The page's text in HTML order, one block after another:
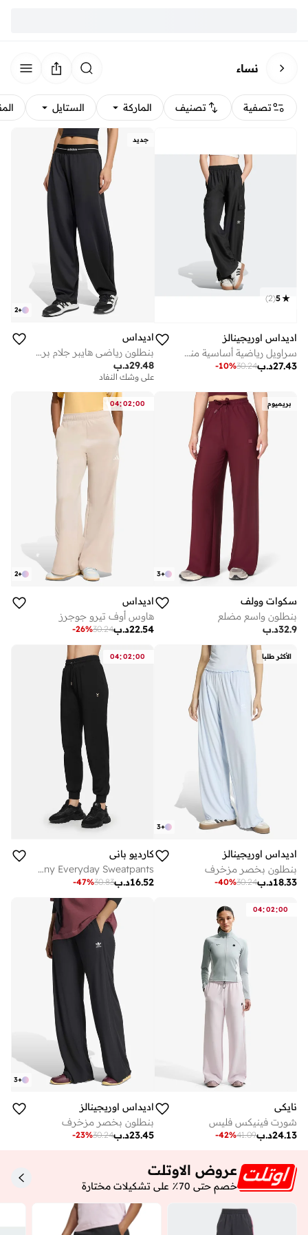
نساء
تصفية تصنيف الماركة الستايل
5
(
2
)
اديداس اوريجينالز
سراويل رياضية أساسية منسوجة بجيوب
د.ب27.43
30.24
-10%
جديد
+
2
اديداس
بنطلون رياضي هايبر جلام برميل
د.ب29.48
على وشك النفاد
بريميوم
+
3
سكوات وولف
بنطلون واسع مضلع
د.ب32.9
04:02:00
+
2
اديداس
هاوس أوف تيرو جوجرز
د.ب22.54
30.24
-26%
الأكثر طلبا
+
3
اديداس اوريجينالز
بنطلون بخصر مزخرف
د.ب18.33
30.24
-40%
04:02:00
كارديو باني
Cardio Bunny Everyday Sweatpants
د.ب16.52
30.83
-47%
04:02:00
نايكي
شورت فينيكس فليس
د.ب24.13
41.09
-42%
+
3
اديداس اوريجينالز
بنطلون بخصر مزخرف
د.ب23.45
30.24
-23%
عروض الاوتلت
خصم حتى 70٪ على تشكيلات مختارة